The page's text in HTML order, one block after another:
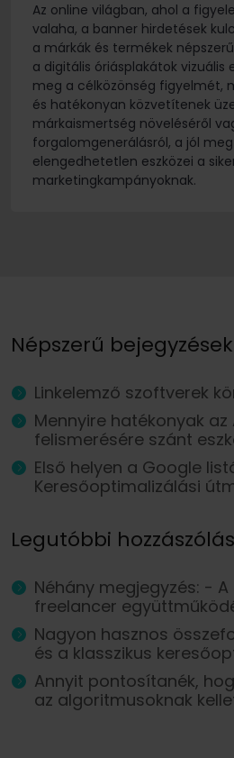
Az online világban, ahol a
valaha, a banner hirdetések
a márkák és termékek
a digitális óriásplakátok vizuális
meg a célközönség figyelmét,
és hatékonyan közvetítenek
márkaismertség növeléséről
forgalomgenerálásról, a jól
elengedhetetlen eszközei a
marketingkampányoknak.
Népszerű bejegyzések
Linkelemző szoftverek
Mennyire hatékonyak
felismerésére szánt
Első helyen a Google
Keresőoptimalizálási
Legutóbbi
Néhány megjegyzés: -
freelancer
Nagyon hasznos
és a klasszikus
Annyit pontosítanék,
az algoritmusoknak